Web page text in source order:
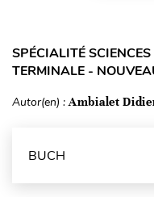
SPÉCIALITÉ
TERMINALE -
Autor(en) :Ambialet
BUCH